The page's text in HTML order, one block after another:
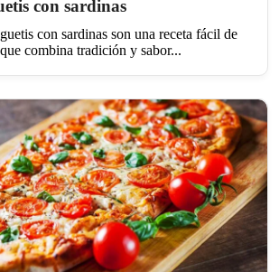
con sardinas
con sardinas son una receta fácil de
combina tradición y sabor...